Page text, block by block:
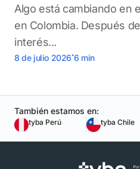
Algo está cambiando en
en Colombia. Después
interés...
8 de julio 2026.6 min
También estamos en:
tyba Perú tyba Chile